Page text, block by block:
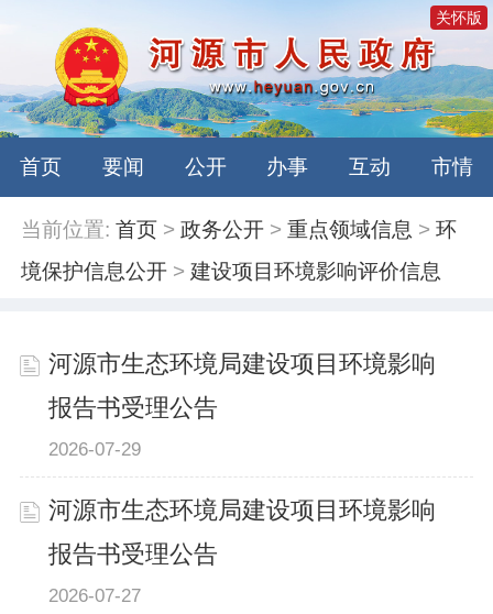
关怀版
首页 要闻 公开 办事 互动 市情
当前位置: 首页 >政务公开 >重点领域信息 >环
境保护信息公开 >建设项目环境影响评价信息
河源市生态环境局建设项目环境影响
报告书受理公告
2026-07-29
河源市生态环境局建设项目环境影响
报告书受理公告
2026-07-27